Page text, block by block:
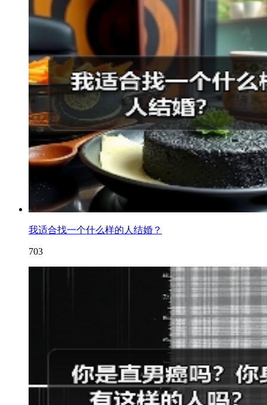
我适合找一个什么样的人结婚？
703